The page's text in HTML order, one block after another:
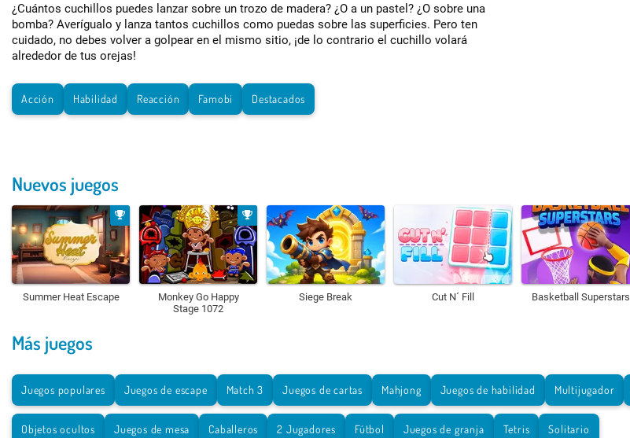
¿Cuántos cuchillos puedes lanzar sobre un trozo de madera? ¿O a un pastel? ¿O sobre una
bomba? Averígualo y lanza tantos cuchillos como puedas sobre las superficies. Pero ten
cuidado, no debes volver a golpear en el mismo sitio, ¡de lo contrario el cuchillo volará
alrededor de tus orejas!
Acción Habilidad Reacción Famobi Destacados
Nuevos juegos
Summer Heat Escape
Monkey Go Happy
Stage 1072
Siege Break Cut N´ Fill Basketball Superstars
Más juegos
Juegos populares Juegos de escape Match 3 Juegos de cartas Mahjong Juegos de habilidad Multijugador
Objetos ocultos Juegos de mesa Caballeros 2 Jugadores Fútbol Juegos de granja Tetris Solitario